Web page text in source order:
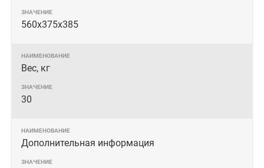
560х375х385
Вес, кг
30
Дополнительная информация